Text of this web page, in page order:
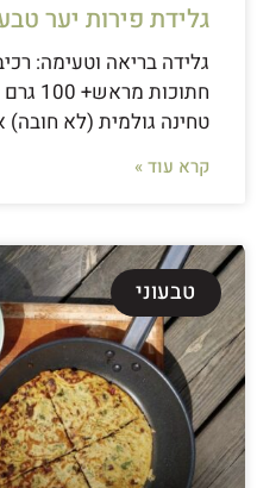
גלידת פירות יער
חתוכות מראש+
טחינה גולמית (לא חובה) אופן
קרא עוד »
טבעוני